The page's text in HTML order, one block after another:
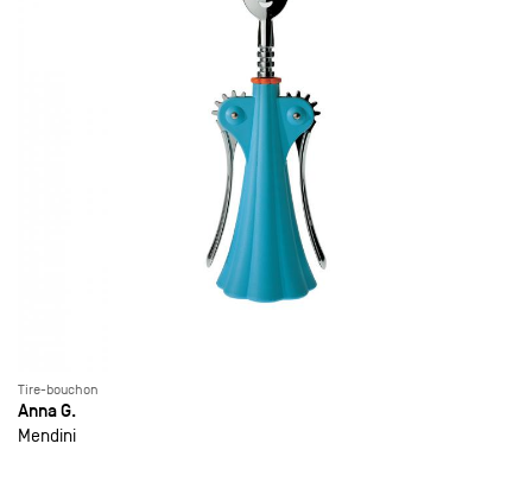
Tire-bouchon
Anna G.
Mendini